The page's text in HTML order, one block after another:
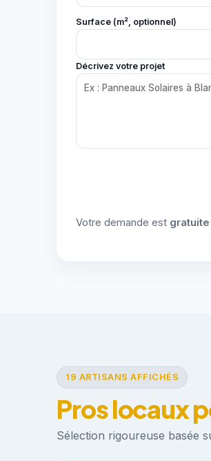
Surface (m², optionnel)
Décrivez votre projet
Votre demande est gratuite
19 ARTISANS AFFICHÉS
Pros locaux
Sélection rigoureuse basée